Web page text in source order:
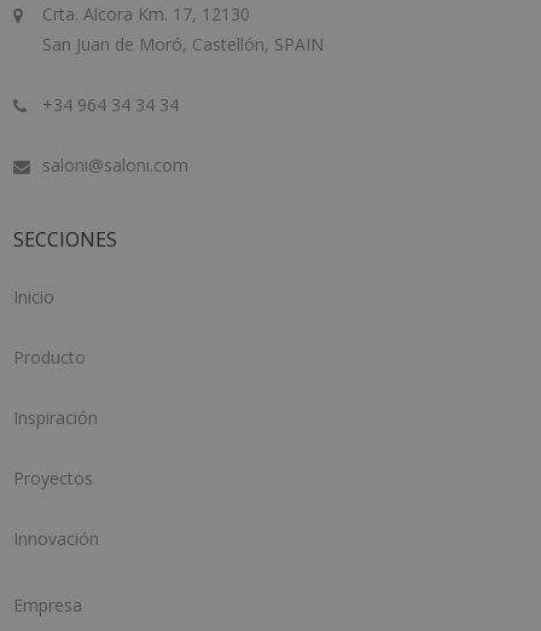
Crta. Alcora Km. 17, 12130
San Juan de Moró, Castellón, SPAIN
+34 964 34 34 34
saloni@saloni.com
SECCIONES
Inicio
Producto
Inspiración
Proyectos
Innovación
Empresa